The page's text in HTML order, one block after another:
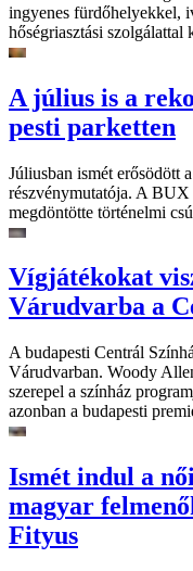
ingyenes fürdőhelyekkel,
hőségriasztási szolgálattal
A július is a
pesti parketten
Júliusban ismét erősödött
részvénymutatója. A
megdöntötte történelmi
Vígjátékokat
Várudvarba a
A budapesti Centrál
Várudvarban. Woody
szerepel a színház
azonban a budapesti
Ismét indul a
magyar
Fityus